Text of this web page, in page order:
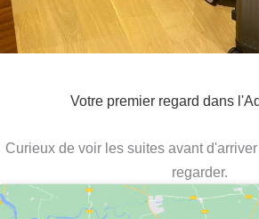
Votre premier regard dans
Curieux de voir les suites avant
regarder.